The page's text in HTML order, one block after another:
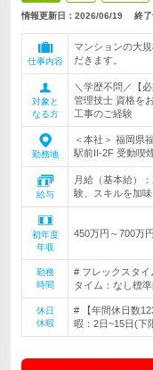
情報更新日：2026/06/19 終了
仕事内容
マンションの大
だきます。
対象と
なる方
＼学歴不問／【
管理技士 資格を
工事のご経験
勤務地
＜本社＞ 福岡県
駅前II-2F 受動喫
給与
月給（基本給）
験、スキルを加
初年度
年収
450万円～700万円
勤務
時間
# フレックスタ
タイム：なし標
休日
休暇
# 【年間休日数
暇：2日~15日(下